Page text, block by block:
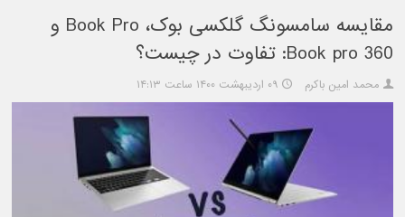
مقایسه سامسونگ گلکسی بوک، Book Pro و
Book pro 360: تفاوت در چیست؟
محمد امین باکرم ۰۹ اردیبهشت ۱۴۰۰ ساعت ۱۴:۱۳